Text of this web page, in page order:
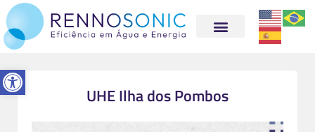
Abrir a barra de ferramentas
UHE Ilha dos Pombos